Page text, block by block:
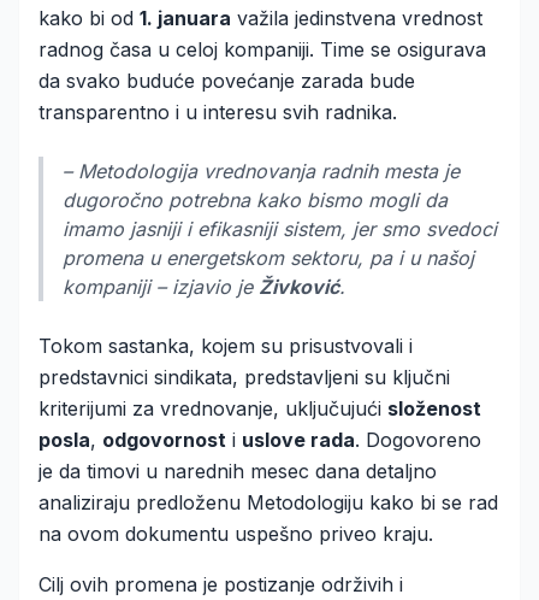
kako bi od 1. januara važila jedinstvena vrednost
radnog časa u celoj kompaniji. Time se osigurava
da svako buduće povećanje zarada bude
transparentno i u interesu svih radnika.
– Metodologija vrednovanja radnih mesta je
dugoročno potrebna kako bismo mogli da
imamo jasniji i efikasniji sistem, jer smo svedoci
promena u energetskom sektoru, pa i u našoj
kompaniji – izjavio je Živković.
Tokom sastanka, kojem su prisustvovali i
predstavnici sindikata, predstavljeni su ključni
kriterijumi za vrednovanje, uključujući složenost
posla, odgovornost i uslove rada. Dogovoreno
je da timovi u narednih mesec dana detaljno
analiziraju predloženu Metodologiju kako bi se rad
na ovom dokumentu uspešno priveo kraju.
Cilj ovih promena je postizanje održivih i